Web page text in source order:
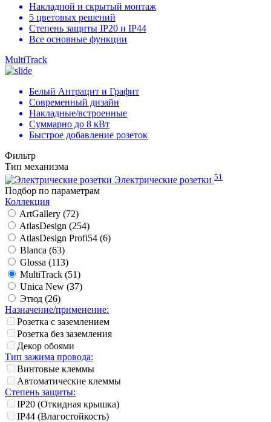
Накладной и скрытый монтаж
5 цветовых решений
Степень защиты IP20 и IP44
Все основные функции
MultiTrack
Белый Антрацит и Графит
Современный дизайн
Накладные/встроенные
Суммарно до 8 кВт
Быстрое добавление розеток
Фильтр
Тип механизма
Электрические розетки 51
Подбор по параметрам
Коллекция
ArtGallery (72)
AtlasDesign (254)
AtlasDesign Profi54 (6)
Blanca (63)
Glossa (113)
MultiTrack (51)
Unica New (37)
Этюд (26)
Назначение/применение:
Розетка с заземлением
Розетка без заземления
Декор обоями
Тип зажима провода:
Винтовые клеммы
Автоматические клеммы
Степень защиты:
IP20 (Откидная крышка)
IP44 (Влагостойкость)